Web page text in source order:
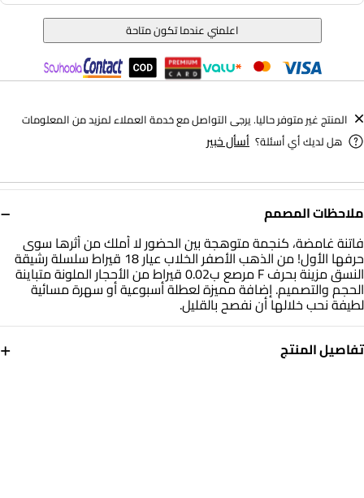
ملاحظات المصمم −
فاتنة غامضة، كنجمة متوهجة بين الحضور لا أملك من أثرها سوى
حرفها الأول! من الذهب الأصفر الخلاب عيار 18 قيراط سلسلة رشيقة
النسق مزينة بحرف F مرصع ب0.02 قيراط من الأحجار الملونة متباينة
الحجم والتصميم. إضافة مميزة لعطلة أسبوعية أو سهرة مسائية
لطيفة نحب خلالها أن نفصح بالقليل.
تفاصيل المنتج
+
اعلمني عندما تكون متاحة
المنتج غير متوفر حاليا. يرجى التواصل مع خدمة العملاء لمزيد من المعلومات
هل لديك أي أسئلة؟ أسأل خبير